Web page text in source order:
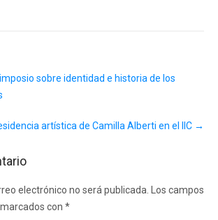
sobre identidad e historia de los
artística de Camilla Alberti en el IIC →
electrónico no será publicada.
Los campos
con *